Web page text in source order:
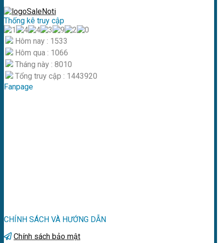
Thống kê truy cập
Hôm nay : 1533
Hôm qua : 1066
Tháng này : 8010
Tổng truy cập : 1443920
Fanpage
CHÍNH SÁCH VÀ HƯỚNG DẪN
Chính sách bảo mật